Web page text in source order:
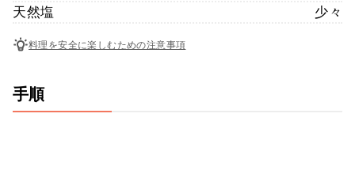
天然塩
少々
料理を安全に楽しむための注意事項
手順